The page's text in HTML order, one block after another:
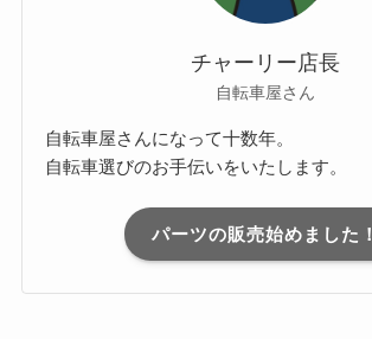
チャーリー店長
自転車屋さん
自転車屋さんになって十数年。
自転車選びのお手伝いをいたします。
パーツの販売始めました！